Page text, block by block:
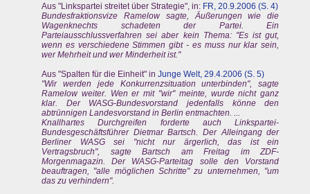
Aus "Linkspartei streitet über Strategie", in: FR, 20.9.2006 (S. 4)
Bundesfraktionsvize Ramelow sagte, Äußerungen wie die
Wagenknechts schadeten der Partei. Ein
Parteiausschlussverfahren sei aber kein Thema: "Es ist gut,
wenn es verschiedene Stimmen gibt - es muss nur klar sein,
wer Mehrheit und wer Minderheit ist."
Aus "Spalten für die Einheit" in Junge Welt, 29.4.2006 (S. 5)
"Wir werden jede Konkurrenzsituation unterbinden", sagte
Ramelow weiter. Wen er mit "wir" meinte, wurde nicht ganz
klar. Der WASG-Bundesvorstand jedenfalls könne den
abtrünnigen Landesvorstand in Berlin entmachten. ...
Knallhartes Durchgreifen forderte auch Linkspartei-
Bundesgeschäftsführer Dietmar Bartsch. Der Alleingang der
Berliner WASG sei "nicht nur ärgerlich, das ist ein
Vertragsbruch", sagte Bartsch am Freitag im ZDF-
Morgenmagazin. Der WASG-Parteitag solle den Vorstand
beauftragen, "alle möglichen Schritte" zu unternehmen, "um
das zu verhindern".